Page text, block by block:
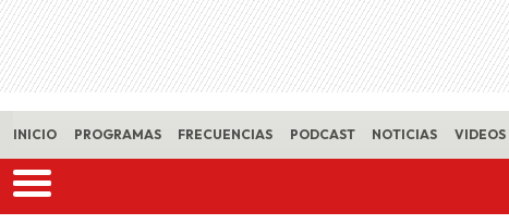
INICIO PROGRAMAS FRECUENCIAS PODCAST NOTICIAS VIDEOS